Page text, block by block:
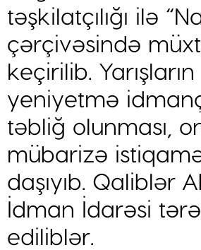
təşkilatçılığı ilə
çərçivəsində
keçirilib.
yeniyetmə
təbliğ olunması,
mübarizə
daşıyıb. Qaliblər
İdman İdarəsi
ediliblər.